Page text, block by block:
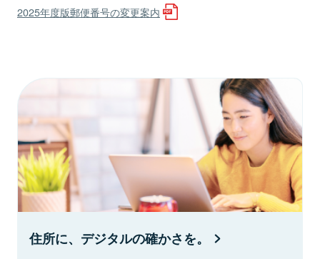
2025年度版郵便番号の変更案内
住所に、デジタルの確かさを。